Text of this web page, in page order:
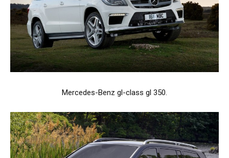
Mercedes-Benz gl-class gl 350.